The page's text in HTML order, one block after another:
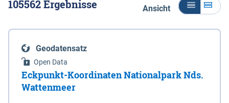
105562Ergebnisse Ansicht
Geodatensatz
Open Data
Eckpunkt-Koordinaten Nationalpark Nds.
Wattenmeer